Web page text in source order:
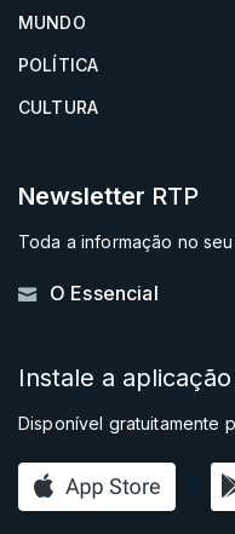
MUNDO
POLÍTICA
CULTURA
Newsletter RTP
Toda a informação no seu
O Essencial
Instale a aplicação
Disponível gratuitamente